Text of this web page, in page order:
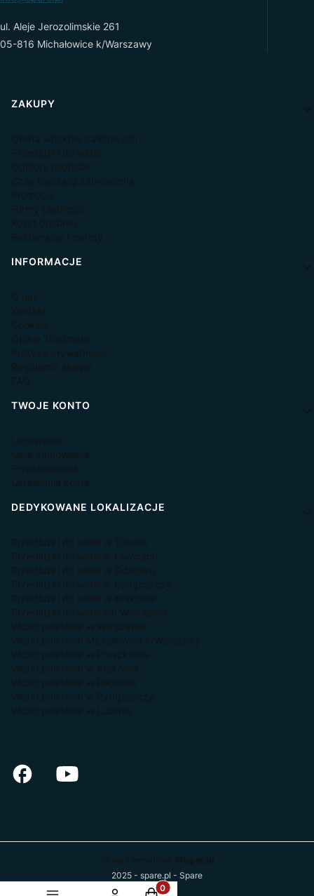
ul. Aleje Jerozolimskie 261
05-816 Michałowice k/Warszawy
Linki w stopce
ZAKUPY
Oferta wózków paletowych
Przedłużki do wideł
Odbiory osobiste
Czas realizacji zamówienia
Promocje
Formy płatności
Koszt dostawy
Reklamacje i zwroty
INFORMACJE
O nas
Kontakt
Cookies
Opinie Trustmate
Polityka prywatności
Regulamin sklepu
FAQ
TWOJE KONTO
Logowanie
Moje zamówienia
Przechowalnia
Ustawienia konta
DEDYKOWANE LOKALIZACJE
Przedłużki do wideł w Toruniu
Przedłużki do wideł w Gliwicach
Przedłużki do wideł w Gdańsku
Przedłużki do wideł w Bydgoszczy
Przedłużki do wideł w Krakowie
Przedłużki do wideł we Wrocławiu
Wózki paletowe w Warszawie
Wózki paletowe Michałowice k/Warszawy
Wózki paletowe w Pruszkowie
Wózki paletowe w Krakowie
Wózki paletowe w Radomiu
Wózki paletowe w Bydgoszczy
Wózki paletowe w Lublinie
Sklep internetowy Shoper.pl
2025 - spare.pl - Spare